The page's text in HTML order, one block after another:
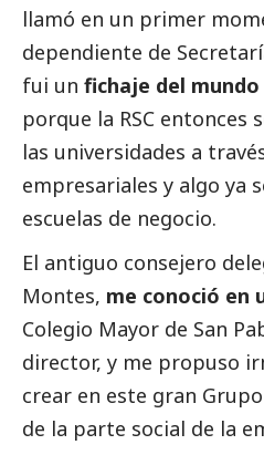
llamó en un primer
dependiente de
fui un fichaje del
porque la RSC entonces
las universidades a
empresariales y algo ya
escuelas de negocio.
El antiguo consejero
Montes, me conoció en
Colegio Mayor de San
director, y me propuso
crear en este gran
de la parte social de la